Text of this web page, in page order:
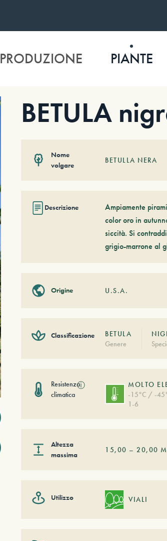
PRODUZIONE PIANTE
BETULA
Nome
volgare
BETULLA NERA
Descrizione
Ampiamente
color oro in
siccità. Si
grigio-marrone al
Origine U.S.A.
Classificazione
BETULA
Genere
Resistenza
climatica
ⓘ
MOLTO
-15°C / -
1-6
Altezza
massima
15,00 –20,00
Utilizzo VIALI